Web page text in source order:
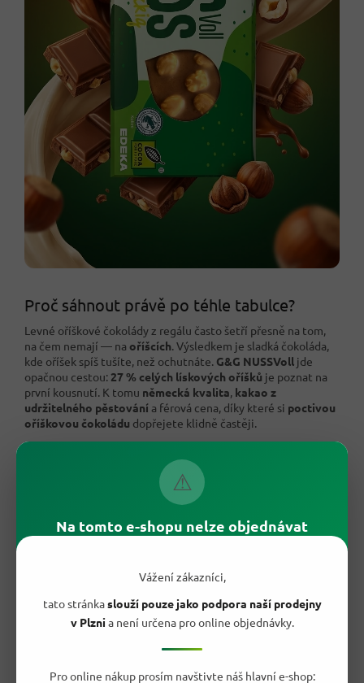
⚠
Na tomto e-shopu nelze objednávat
Vážení zákazníci,
tato stránkaslouží pouze jako podpora naší prodejny
v Plznia není určena pro online objednávky.
Pro online nákup prosím navštivte náš hlavní e-shop:
Proč sáhnout právě po téhle tabulce?
Levné oříškové čokolády z regálu často šetří přesně na tom,
na čem nemají — na oříšcích. Výsledkem je sladká čokoláda,
kde oříšek spíš tušíte, než ochutnáte. G&G NUSSVoll jde
opačnou cestou: 27 % celých lískových oříšků je poznat na
první kousnutí. K tomu německá kvalita, kakao z
udržitelného pěstování a férová cena, díky které si poctivou
oříškovou čokoládu dopřejete klidně častěji.